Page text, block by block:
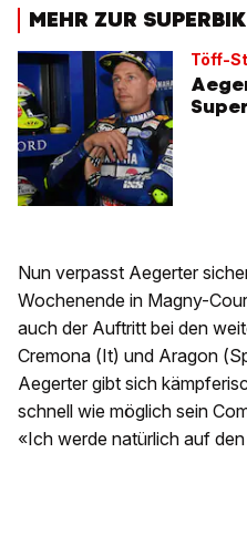
MEHR ZUR
Töff-
Nun verpasst Aegerter
Wochenende in Magny-
auch der Auftritt bei den
Cremona (It) und Aragon
Aegerter gibt sich
schnell wie möglich sein
«Ich werde natürlich auf